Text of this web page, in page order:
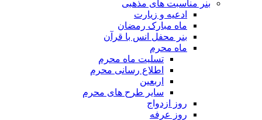
بنر مناسبت های مذهبی
ادعیه و زیارت
ماه مبارک رمضان
بنر محفل انس با قرآن
ماه محرم
تسلیت ماه محرم
اطلاع رسانی محرم
اربعین
سایر طرح های محرم
روز ازدواج
روز عرفه